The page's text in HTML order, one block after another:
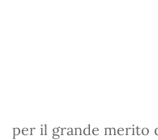
per il grande merito